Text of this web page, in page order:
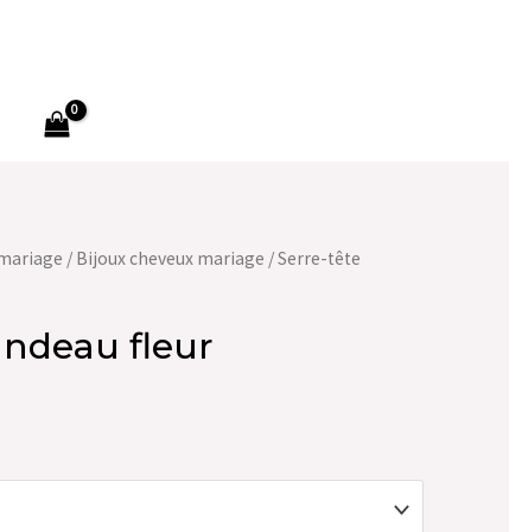
/ Bijoux cheveux mariage / Serre-tête
fleur